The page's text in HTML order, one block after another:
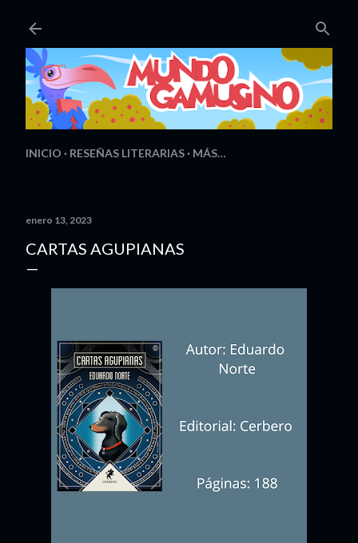
INICIO RESEÑAS LITERARIAS MÁS…
enero 13, 2023
CARTAS AGUPIANAS